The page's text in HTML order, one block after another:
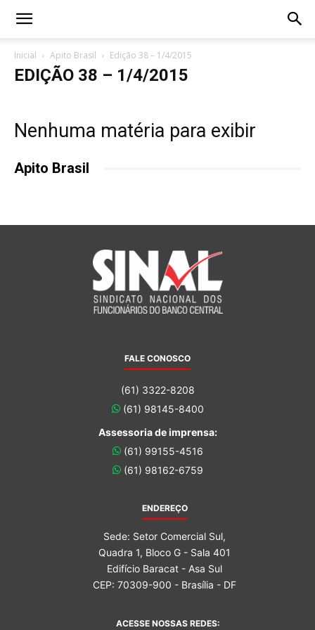
Inicial Apito Brasil Edição 38 – 1/4/2015
EDIÇÃO 38 – 1/4/2015
Nenhuma matéria para exibir
Apito Brasil
FALE CONOSCO
(61) 3322-8208
(61) 98145-8400
Assessoria de imprensa:
(61) 99155-4516
(61) 98162-6759
ENDEREÇO
Sede: Setor Comercial Sul,
Quadra 1, Bloco G - Sala 401
Edifício Baracat - Asa Sul
CEP: 70309-900 - Brasília - DF
ACESSE NOSSAS REDES: